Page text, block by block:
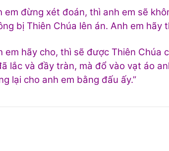
em đừng xét đoán, thì anh em sẽ
bị Thiên Chúa lên án. Anh em
em hãy cho, thì sẽ được Thiên Chúa
lắc và đầy tràn, mà đổ vào vạt áo
lại cho anh em bằng đấu ấy.”